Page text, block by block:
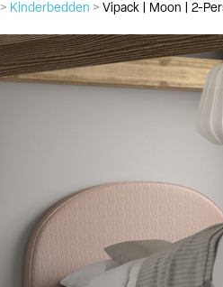
> Kinderbedden > Vipack | Moon | 2-